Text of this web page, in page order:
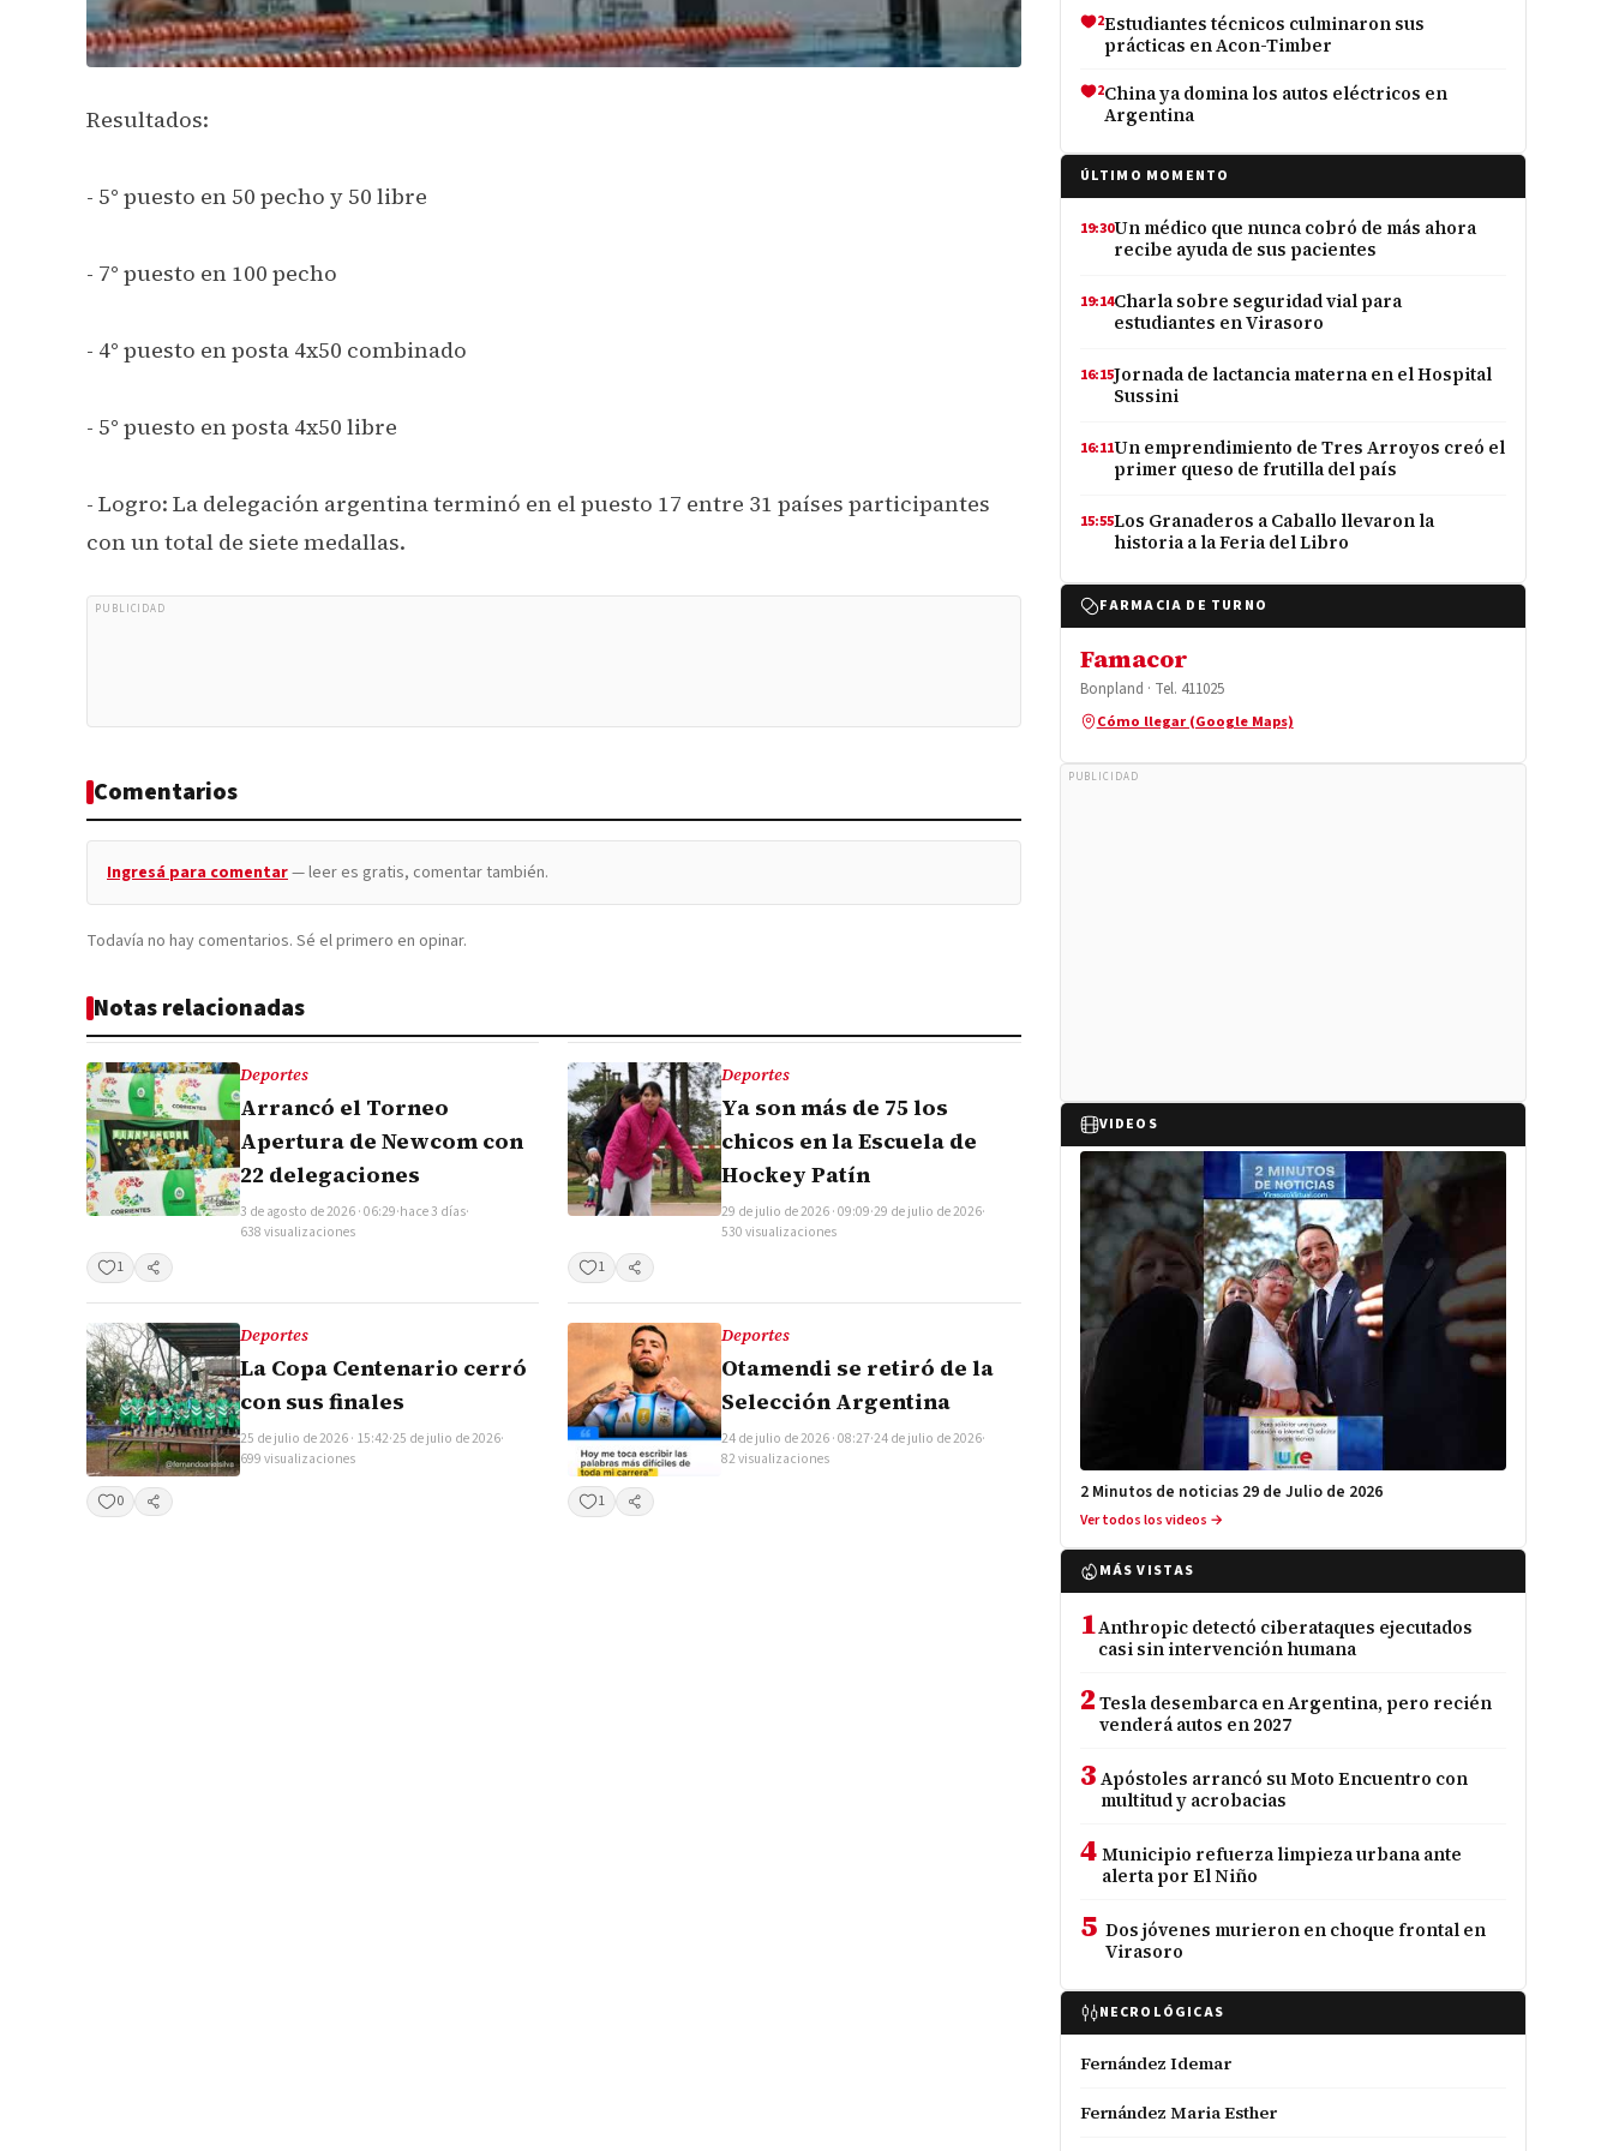
Resultados:
- 5° puesto en 50 pecho y 50 libre
- 7° puesto en 100 pecho
- 4° puesto en posta 4x50 combinado
- 5° puesto en posta 4x50 libre
- Logro: La delegación argentina terminó en el puesto 17 entre 31 países participantes
con un total de siete medallas.
PUBLICIDAD
Comentarios
Ingresá para comentar— leer es gratis, comentar también.
Todavía no hay comentarios. Sé el primero en opinar.
Notas relacionadas
Deportes
Arrancó el Torneo
Apertura de Newcom con
22 delegaciones
3 de agosto de 2026 · 06:29·hace 3 días·
638 visualizaciones
1
Compartir
Deportes
Ya son más de 75 los
chicos en la Escuela de
Hockey Patín
29 de julio de 2026 · 09:09·29 de julio de 2026·
530 visualizaciones
1
Compartir
Deportes
La Copa Centenario cerró
con sus finales
25 de julio de 2026 · 15:42·25 de julio de 2026·
699 visualizaciones
0 Compartir
Deportes
Otamendi se retiró de la
Selección Argentina
24 de julio de 2026 · 08:27·24 de julio de 2026·
82 visualizaciones
1 Compartir
2Estudiantes técnicos culminaron sus
prácticas en Acon-Timber
2China ya domina los autos eléctricos en
Argentina
ÚLTIMO MOMENTO
19:30Un médico que nunca cobró de más ahora
recibe ayuda de sus pacientes
19:14Charla sobre seguridad vial para
estudiantes en Virasoro
16:15Jornada de lactancia materna en el Hospital
Sussini
16:11Un emprendimiento de Tres Arroyos creó el
primer queso de frutilla del país
15:55Los Granaderos a Caballo llevaron la
historia a la Feria del Libro
FARMACIA DE TURNO
Famacor
Bonpland · Tel. 411025
Cómo llegar (Google Maps)
PUBLICIDAD
VIDEOS
2 Minutos de noticias 29 de Julio de 2026
Ver todos los videos →
MÁS VISTAS
1Anthropic detectó ciberataques ejecutados
casi sin intervención humana
2 Tesla desembarca en Argentina, pero recién
venderá autos en 2027
3 Apóstoles arrancó su Moto Encuentro con
multitud y acrobacias
4 Municipio refuerza limpieza urbana ante
alerta por El Niño
5 Dos jóvenes murieron en choque frontal en
Virasoro
NECROLÓGICAS
Fernández Idemar
Fernández Maria Esther